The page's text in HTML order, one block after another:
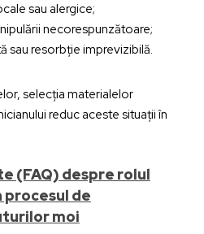
sau alergice;
necorespunzătoare;
sau resorbție imprevizibilă.
selecția materialelor
reduc aceste situații în
(FAQ) despre rolul
de
moi